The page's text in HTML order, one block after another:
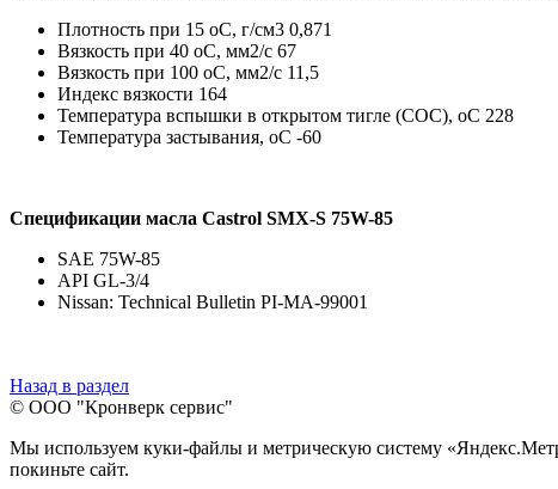
Плотность при 15 оС, г/см3 0,871
Вязкость при 40 оС, мм2/с 67
Вязкость при 100 оС, мм2/с 11,5
Индекс вязкости 164
Температура вспышки в открытом тигле (COC), оС 228
Температура застывания, оС -60
Спецификации масла Castrol SМХ-S 75W-85
SAE 75W-85
API GL-3/4
Nissan: Technical Bulletin PI-MA-99001
Назад в раздел
© ООО "Кронверк сервис"
Мы используем куки-файлы и метрическую систему
покиньте сайт.